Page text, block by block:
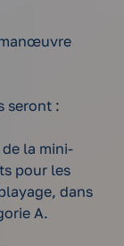
seront :
la mini-
pour les
dans
A.